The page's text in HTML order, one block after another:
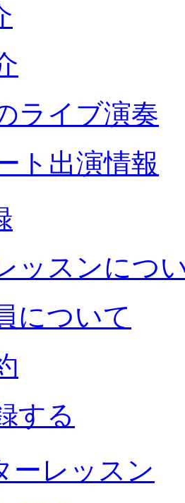
ライブ演奏
ト出演情報
ッスンにつ
について
する
ーレッスン